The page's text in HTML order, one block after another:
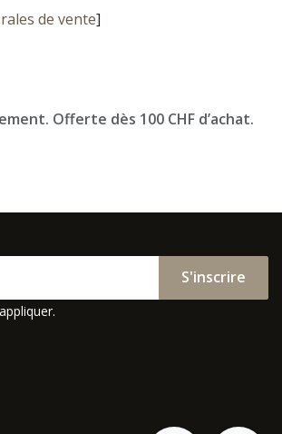
de vente]
Offerte dès 100 CHF d’achat.
S'inscrire
appliquer.